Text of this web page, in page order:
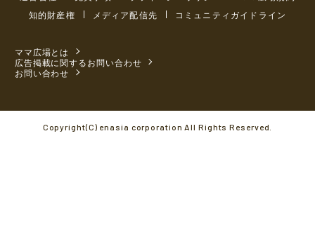
知的財産権
メディア配信先 コミュニティガイドライン
ママ広場とは
広告掲載に関するお問い合わせ
お問い合わせ
Copyright(C) enasia corporation All Rights Reserved.